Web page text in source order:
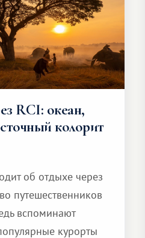
RCI: океан,
колорит
об отдыхе через
путешественников
вспоминают
курорты